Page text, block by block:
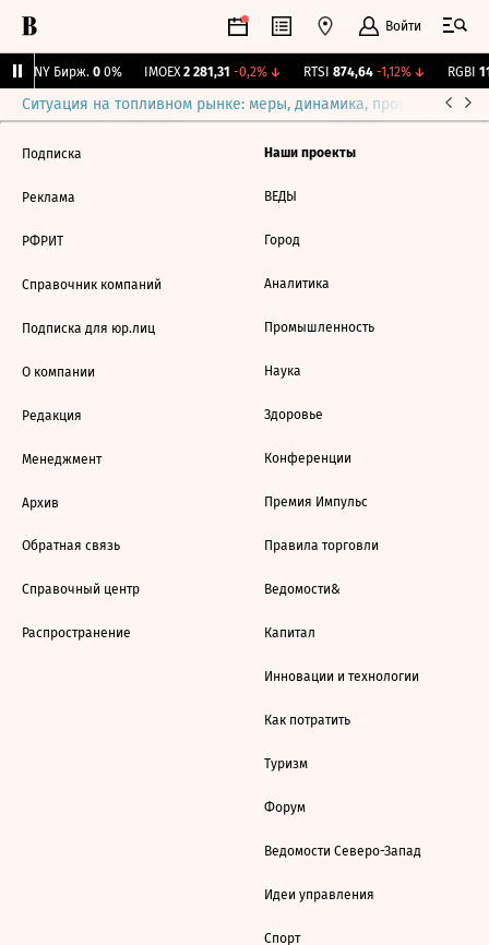
Войти
CNY Бирж. 0 0% IMOEX 2 281,31 -0,2%↓ RTSI 874,64 -1,12%↓ RGBI
Ситуация на топливном рынке: меры, динамика, прогнозы
Подписка
Реклама
РФРИТ
Справочник компаний
Подписка для юр.лиц
О компании
Редакция
Менеджмент
Архив
Обратная связь
Справочный центр
Распространение
Наши проекты
ВЕДЫ
Город
Аналитика
Промышленность
Наука
Здоровье
Конференции
Премия Импульс
Правила торговли
Ведомости&
Капитал
Инновации и технологии
Как потратить
Туризм
Форум
Ведомости Северо-Запад
Идеи управления
Спорт